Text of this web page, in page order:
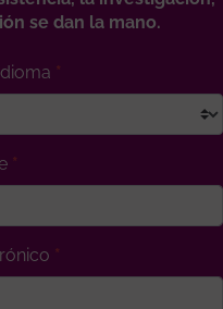
se dan la mano.